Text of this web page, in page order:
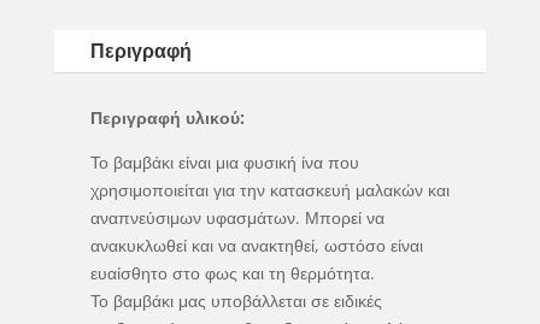
Περιγραφή
Περιγραφή υλικού:
Το βαμβάκι είναι μια φυσική ίνα που
χρησιμοποιείται για την κατασκευή μαλακών και
αναπνεύσιμων υφασμάτων. Μπορεί να
ανακυκλωθεί και να ανακτηθεί, ωστόσο είναι
ευαίσθητο στο φως και τη θερμότητα.
Το βαμβάκι μας υποβάλλεται σε ειδικές